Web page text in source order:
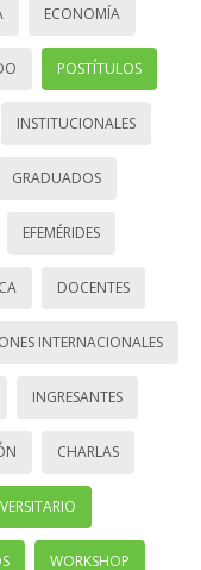
ECONOMÍA
POSTÍTULOS
INSTITUCIONALES
GRADUADOS
EFEMÉRIDES
DOCENTES
INTERNACIONALES
INGRESANTES
CHARLAS
WORKSHOP